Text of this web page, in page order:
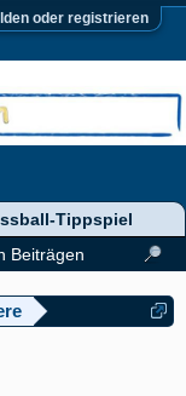
oder registrieren
Beiträgen
Tippspiel